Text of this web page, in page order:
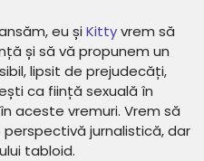
eu și Kittyvrem să
și să vă propunem un
lipsit de prejudecăți,
ca ființă sexuală în
aceste vremuri. Vrem să
jurnalistică, dar
tabloid.